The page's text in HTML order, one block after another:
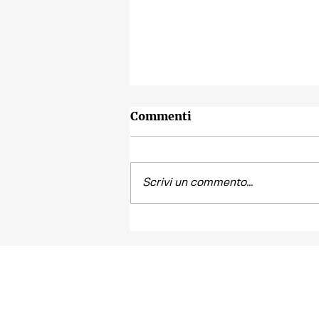
Commenti
Scrivi un commento...